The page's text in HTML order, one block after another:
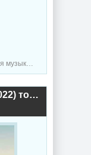
/ Музыка VA
Throwback Summer Hits (2022) торрент